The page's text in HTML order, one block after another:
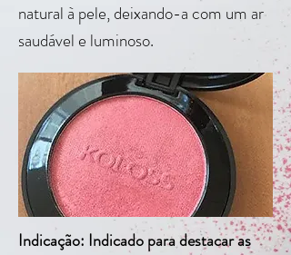
natural à pele, deixando-a com um ar
saudável e luminoso.
Indicação: Indicado para destacar as